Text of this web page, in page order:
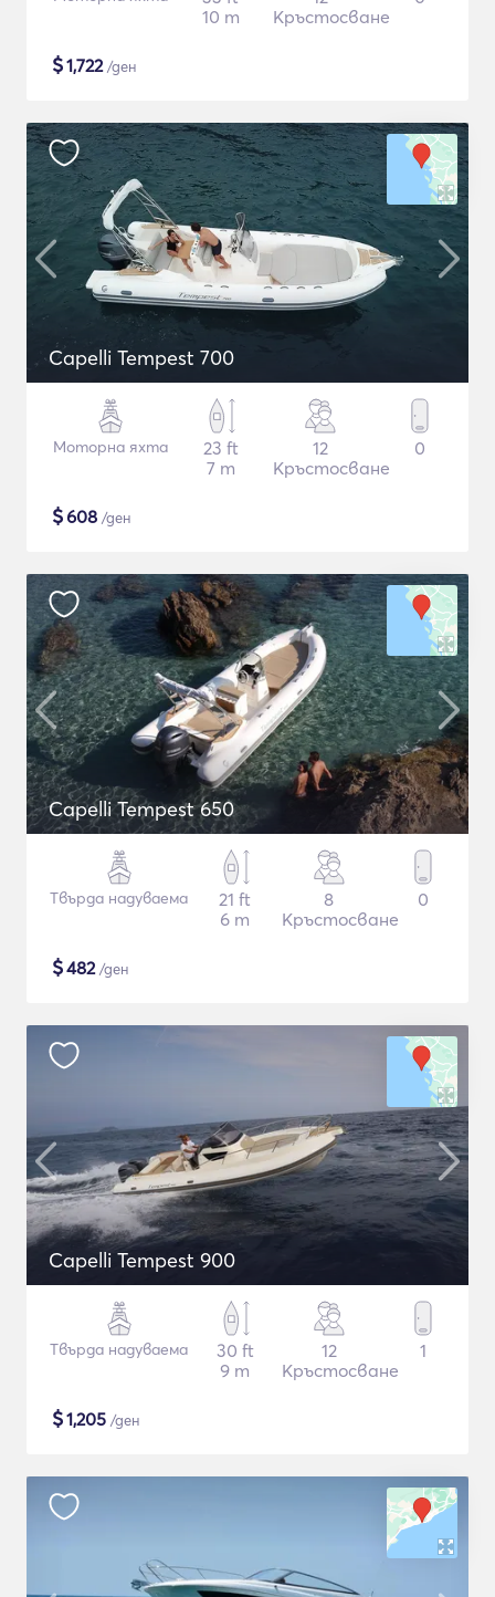
10 m
Кръстосване
$1,722/ден
Capelli Tempest 700
Моторна яхта
23 ft
7 m
12
Кръстосване
0
$608 /ден
Capelli Tempest 650
Твърда надуваема
21 ft
6 m
8
Кръстосване
0
$482/ден
Capelli Tempest 900
Твърда надуваема
30 ft
9 m
12
Кръстосване
1
$1,205 /ден